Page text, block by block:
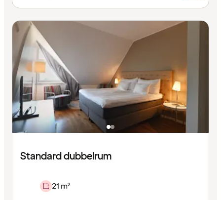
Standard dubbelrum
21 m²